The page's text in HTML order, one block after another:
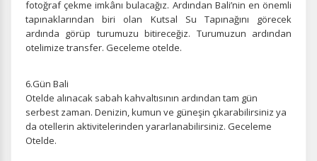
Ziyaretçilerin siteyi nasıl kullandığını anonim olarak
ölçeriz. Hangi sayfaların popüler olduğunu ve
kullanıcıların nerede zorluk yaşadığını anlamamıza
yardımcı olur.
Pazarlama Çerezleri
Size ve ilgi alanlarınıza uygun reklamlar göstermek için
fotoğraf çekme imkânı bulacağız. Ardından Bali’nin en önemli
tapınaklarından biri olan Kutsal Su Tapınağını görecek
ardında görüp turumuzu bitireceğiz. Turumuzun ardından
otelimize transfer. Geceleme otelde.
6.Gün Bali
Otelde alınacak sabah kahvaltısının ardından tam gün
serbest zaman. Denizin, kumun ve güneşin çıkarabilirsiniz ya
da otellerin aktivitelerinden yararlanabilirsiniz. Geceleme
Otelde.